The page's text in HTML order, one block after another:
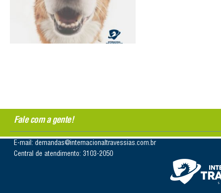
Fale com a gente!
E-mail: demandas@internacionaltravessias.com.br
Central de atendimento: 3103-2050